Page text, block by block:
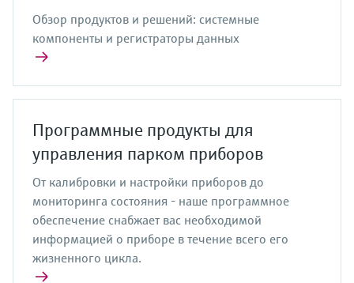
Обзор продуктов и решений: системные
компоненты и регистраторы данных
Программные продукты для
управления парком приборов
От калибровки и настройки приборов до
мониторинга состояния - наше программное
обеспечение снабжает вас необходимой
информацией о приборе в течение всего его
жизненного цикла.